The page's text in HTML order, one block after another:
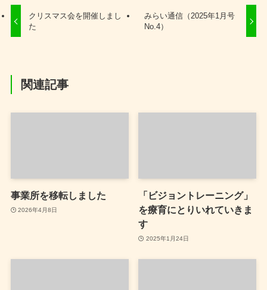
クリスマス会を開催しまし
た
みらい通信（2025年1月号
No.4）
関連記事
事業所を移転しました
2026年4月8日
「ビジョントレーニング」
を療育にとりいれていきま
す
2025年1月24日